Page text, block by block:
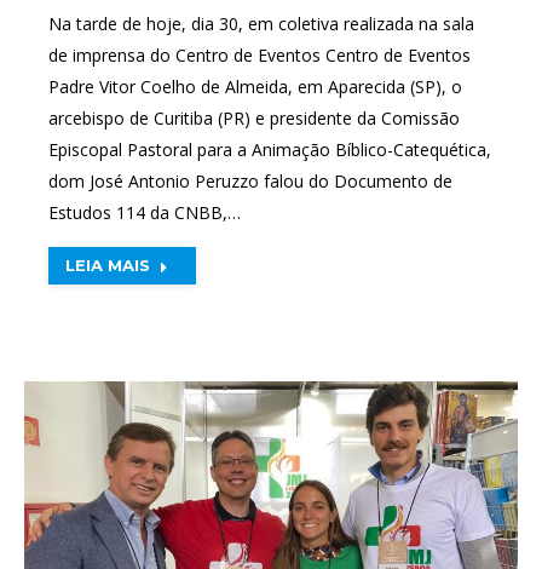
Na tarde de hoje, dia 30, em coletiva realizada na sala
de imprensa do Centro de Eventos Centro de Eventos
Padre Vitor Coelho de Almeida, em Aparecida (SP), o
arcebispo de Curitiba (PR) e presidente da Comissão
Episcopal Pastoral para a Animação Bíblico-Catequética,
dom José Antonio Peruzzo falou do Documento de
Estudos 114 da CNBB,…
LEIA MAIS